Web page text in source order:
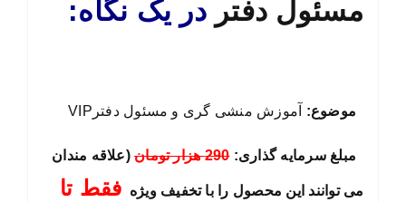
مسئول دفتر در یک نگاه:
موضوع: آموزش منشی گری و مسئول دفترVIP
مبلغ سرمایه گذاری: 290 هزار تومان (علاقه مندان
می توانند این محصول را با تخفیف ویژه فقط تا